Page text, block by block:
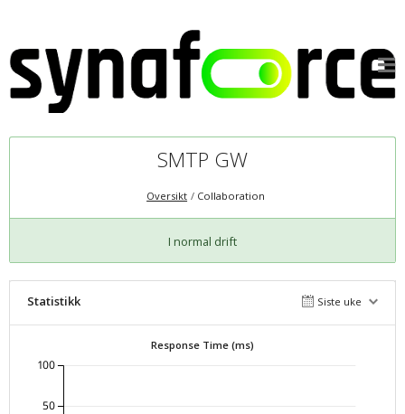
SMTP GW
Oversikt Collaboration
I normal drift
Statistikk Siste uke
Response Time (ms)
50
100